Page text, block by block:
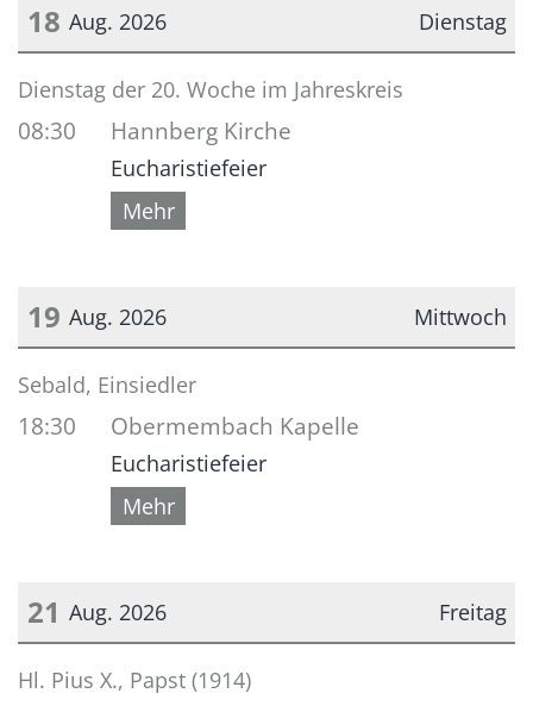
Dienstag
18 Aug. 2026
Datum: 18. August 2026
Dienstag der 20. Woche im Jahreskreis
08:30 Hannberg Kirche
Eucharistiefeier
Mehr
Mittwoch
19 Aug. 2026
Datum: 19. August 2026
Sebald, Einsiedler
18:30 Obermembach Kapelle
Eucharistiefeier
Mehr
Freitag
21 Aug. 2026
Datum: 21. August 2026
Hl. Pius X., Papst (1914)